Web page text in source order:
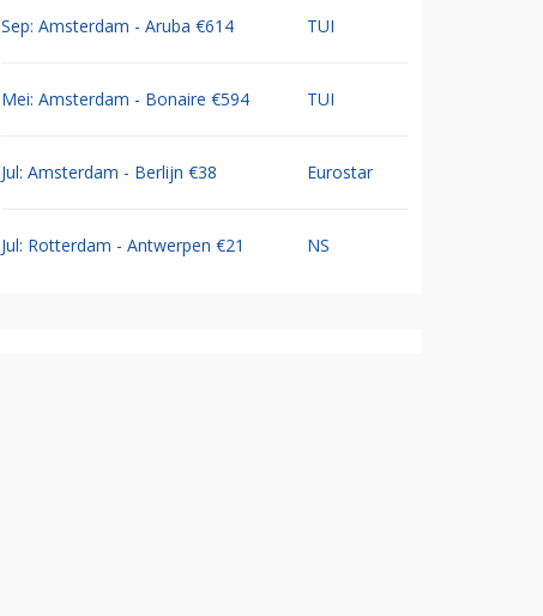
Sep: Amsterdam - Aruba €614 TUI
Mei: Amsterdam - Bonaire €594 TUI
Jul: Amsterdam - Berlijn €38 Eurostar
Jul: Rotterdam - Antwerpen €21 NS